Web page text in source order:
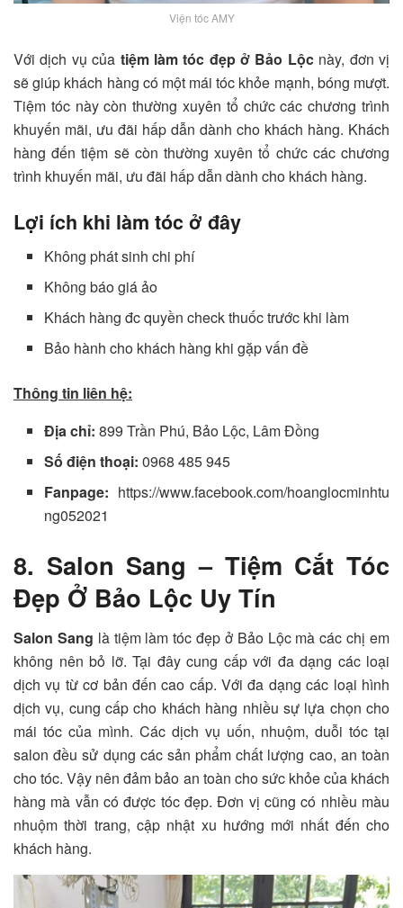
Viện tóc AMY
Với dịch vụ của tiệm làm tóc đẹp ở Bảo Lộcnày, đơn vị
sẽ giúp khách hàng có một mái tóc khỏe mạnh, bóng mượt.
Tiệm tóc này còn thường xuyên tổ chức các chương trình
khuyến mãi, ưu đãi hấp dẫn dành cho khách hàng. Khách
hàng đến tiệm sẽ còn thường xuyên tổ chức các chương
trình khuyến mãi, ưu đãi hấp dẫn dành cho khách hàng.
Lợi ích khi làm tóc ở đây
Không phát sinh chi phí
Không báo giá ảo
Khách hàng đc quyền check thuốc trước khi làm
Bảo hành cho khách hàng khi gặp vấn đề
Thông tin liên hệ:
Địa chỉ: 899 Trần Phú, Bảo Lộc, Lâm Đồng
Số điện thoại:0968 485 945
Fanpage: https://www.facebook.com/hoanglocminhtu
ng052021
8. Salon Sang – Tiệm Cắt Tóc
Đẹp Ở Bảo Lộc Uy Tín
Salon Sang là tiệm làm tóc đẹp ở Bảo Lộc mà các chị em
không nên bỏ lỡ. Tại đây cung cấp với đa dạng các loại
dịch vụ từ cơ bản đến cao cấp. Với đa dạng các loại hình
dịch vụ, cung cấp cho khách hàng nhiều sự lựa chọn cho
mái tóc của mình. Các dịch vụ uốn, nhuộm, duỗi tóc tại
salon đều sử dụng các sản phẩm chất lượng cao, an toàn
cho tóc. Vậy nên đảm bảo an toàn cho sức khỏe của khách
hàng mà vẫn có được tóc đẹp. Đơn vị cũng có nhiều màu
nhuộm thời trang, cập nhật xu hướng mới nhất đến cho
khách hàng.